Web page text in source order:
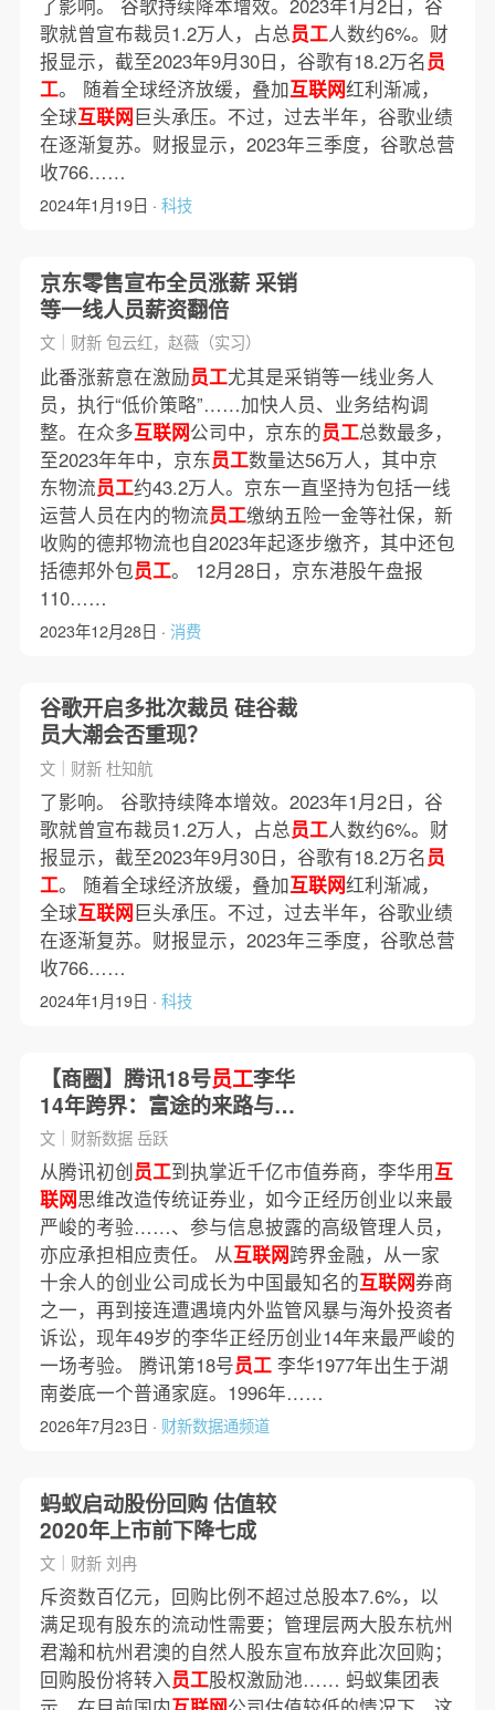
了影响。 谷歌持续降本增效。2023年1月2日，谷
歌就曾宣布裁员1.2万人，占总员工人数约6%。财
报显示，截至2023年9月30日，谷歌有18.2万名员
工。 随着全球经济放缓，叠加互联网红利渐减，
全球互联网巨头承压。不过，过去半年，谷歌业绩
在逐渐复苏。财报显示，2023年三季度，谷歌总营
收766……
2024年1月19日 · 科技
京东零售宣布全员涨薪 采销
等一线人员薪资翻倍
文｜财新 包云红，赵薇（实习）
此番涨薪意在激励员工尤其是采销等一线业务人
员，执行“低价策略”……加快人员、业务结构调
整。在众多互联网公司中，京东的员工总数最多，
至2023年年中，京东员工数量达56万人，其中京
东物流员工约43.2万人。京东一直坚持为包括一线
运营人员在内的物流员工缴纳五险一金等社保，新
收购的德邦物流也自2023年起逐步缴齐，其中还包
括德邦外包员工。 12月28日，京东港股午盘报
110……
2023年12月28日 · 消费
谷歌开启多批次裁员 硅谷裁
员大潮会否重现？
文｜财新 杜知航
了影响。 谷歌持续降本增效。2023年1月2日，谷
歌就曾宣布裁员1.2万人，占总员工人数约6%。财
报显示，截至2023年9月30日，谷歌有18.2万名员
工。 随着全球经济放缓，叠加互联网红利渐减，
全球互联网巨头承压。不过，过去半年，谷歌业绩
在逐渐复苏。财报显示，2023年三季度，谷歌总营
收766……
2024年1月19日 · 科技
【商圈】腾讯18号员工李华
14年跨界：富途的来路与险
途
文｜财新数据 岳跃
从腾讯初创员工到执掌近千亿市值券商，李华用互
联网思维改造传统证券业，如今正经历创业以来最
严峻的考验……、参与信息披露的高级管理人员，
亦应承担相应责任。 从互联网跨界金融，从一家
十余人的创业公司成长为中国最知名的互联网券商
之一，再到接连遭遇境内外监管风暴与海外投资者
诉讼，现年49岁的李华正经历创业14年来最严峻的
一场考验。 腾讯第18号员工李华1977年出生于湖
南娄底一个普通家庭。1996年……
2026年7月23日 · 财新数据通频道
蚂蚁启动股份回购 估值较
2020年上市前下降七成
文｜财新 刘冉
斥资数百亿元，回购比例不超过总股本7.6%，以
满足现有股东的流动性需要；管理层两大股东杭州
君瀚和杭州君澳的自然人股东宣布放弃此次回购；
回购股份将转入员工股权激励池…… 蚂蚁集团表